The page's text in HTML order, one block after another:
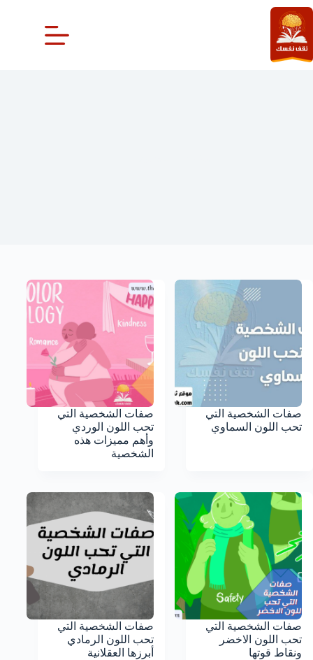
التجاوز
إلى
المحتوى
صفات الشخصية التي
تحب اللون السماوي
صفات الشخصية التي
تحب اللون الوردي
وأهم مميزات هذه
الشخصية
صفات الشخصية التي
تحب اللون الاخضر
ونقاط قوتها
صفات الشخصية التي
تحب اللون الرمادي
أبرزها العقلانية